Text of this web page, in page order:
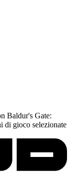
Baldur's Gate:
di gioco selezionate